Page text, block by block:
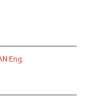
Eng.